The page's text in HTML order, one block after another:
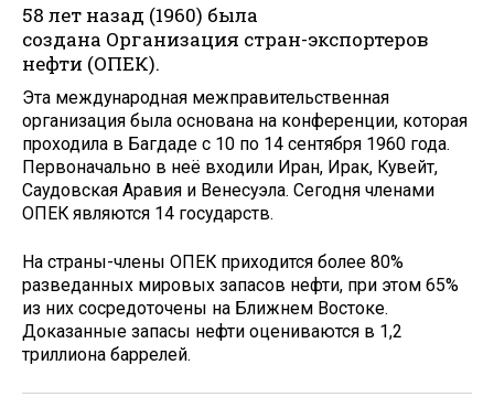
58 лет назад (1960) была
создана Организация стран-экспортеров
нефти (ОПЕК).
Эта международная межправительственная
организация была основана на конференции, которая
проходила в Багдаде с 10 по 14 сентября 1960 года.
Первоначально в неё входили Иран, Ирак, Кувейт,
Саудовская Аравия и Венесуэла. Сегодня членами
ОПЕК являются 14 государств.
На страны-члены ОПЕК приходится более 80%
разведанных мировых запасов нефти, при этом 65%
из них сосредоточены на Ближнем Востоке.
Доказанные запасы нефти оцениваются в 1,2
триллиона баррелей.